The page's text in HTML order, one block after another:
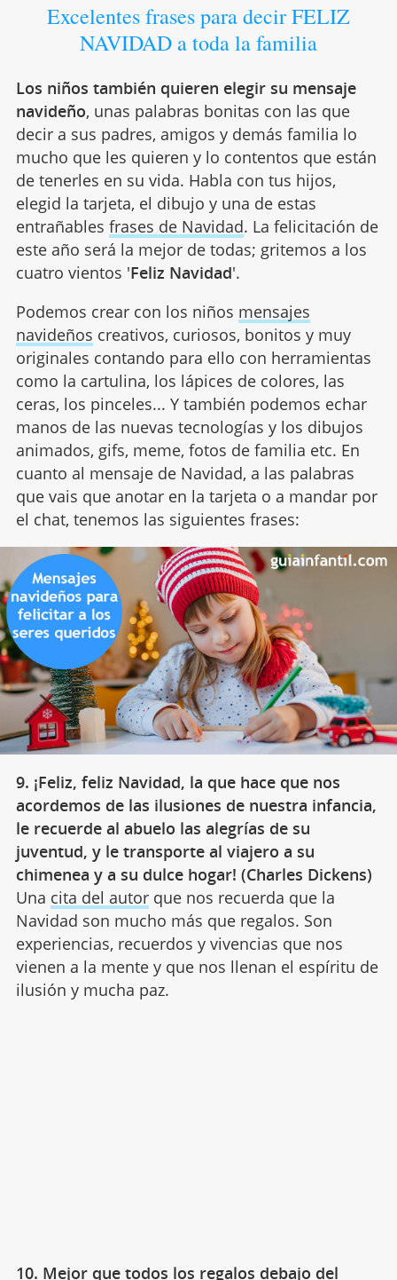
Excelentes frases para decir FELIZ
NAVIDAD a toda la familia
Los niños también quieren elegir su mensaje
navideño, unas palabras bonitas con las que
decir a sus padres, amigos y demás familia lo
mucho que les quieren y lo contentos que están
de tenerles en su vida. Habla con tus hijos,
elegid la tarjeta, el dibujo y una de estas
entrañables frases de Navidad. La felicitación de
este año será la mejor de todas; gritemos a los
cuatro vientos 'Feliz Navidad'.
Podemos crear con los niños mensajes
navideños creativos, curiosos, bonitos y muy
originales contando para ello con herramientas
como la cartulina, los lápices de colores, las
ceras, los pinceles... Y también podemos echar
manos de las nuevas tecnologías y los dibujos
animados, gifs, meme, fotos de familia etc. En
cuanto al mensaje de Navidad, a las palabras
que vais que anotar en la tarjeta o a mandar por
el chat, tenemos las siguientes frases:
9. ¡Feliz, feliz Navidad, la que hace que nos
acordemos de las ilusiones de nuestra infancia,
le recuerde al abuelo las alegrías de su
juventud, y le transporte al viajero a su
chimenea y a su dulce hogar! (Charles Dickens)
Una cita del autorque nos recuerda que la
Navidad son mucho más que regalos. Son
experiencias, recuerdos y vivencias que nos
vienen a la mente y que nos llenan el espíritu de
ilusión y mucha paz.
10. Mejor que todos los regalos debajo del